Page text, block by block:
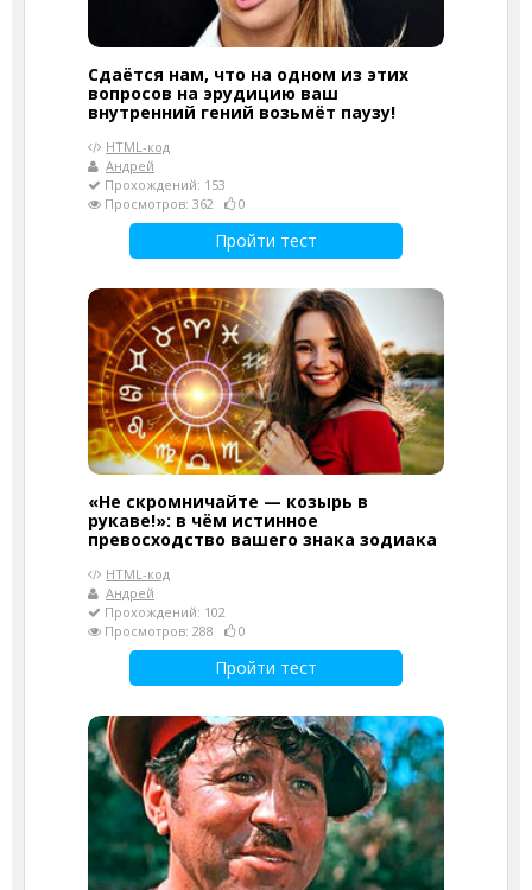
Сдаётся нам, что на одном из этих
вопросов на эрудицию ваш
внутренний гений возьмёт паузу!
HTML-код
Андрей
Прохождений: 153
Просмотров: 362
0
Пройти тест
«Не скромничайте — козырь в
рукаве!»: в чём истинное
превосходство вашего знака зодиака
HTML-код
Андрей
Прохождений: 102
Просмотров: 288
0
Пройти тест